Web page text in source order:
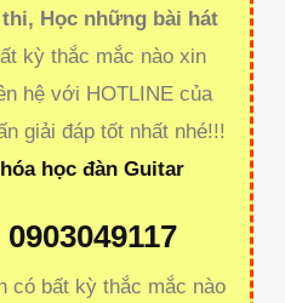
Học những bài hát
kỳ thắc mắc nào xin
hệ với HOTLINE của
giải đáp tốt nhất nhé!!!
học đàn Guitar
0903049117
có bất kỳ thắc mắc nào